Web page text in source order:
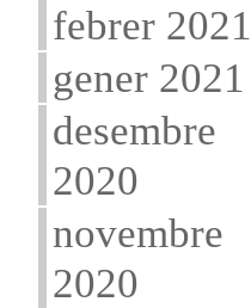
febrer 2021
gener 2021
desembre
2020
novembre
2020